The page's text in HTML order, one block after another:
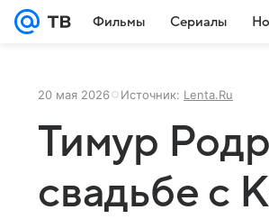
Фильмы Сериалы
20 мая 2026 Источник: Lenta.Ru
Тимур
свадьбе с